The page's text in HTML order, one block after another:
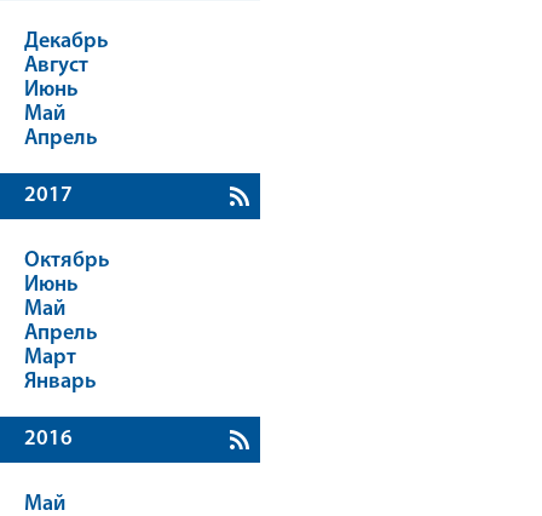
Декабрь
Август
Июнь
Май
Апрель
2017
Октябрь
Июнь
Май
Апрель
Март
Январь
2016
Май